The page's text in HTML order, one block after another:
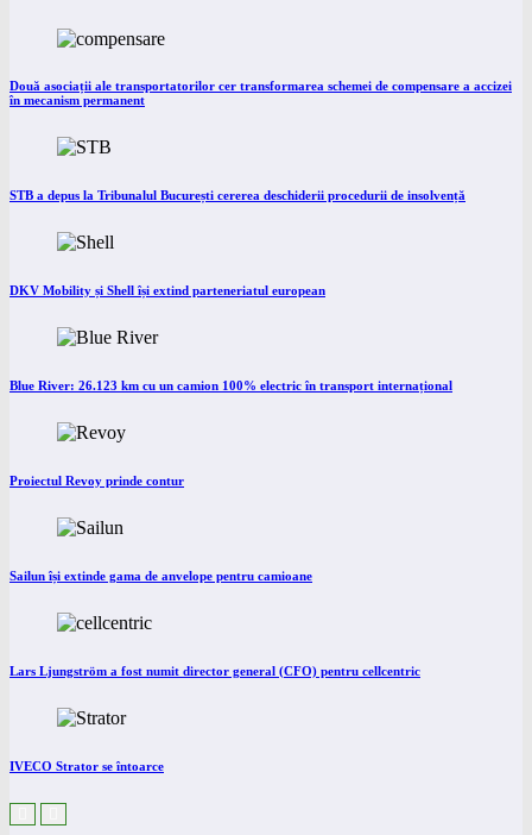
Două asociații ale transportatorilor cer transformarea schemei de compensare a accizei
în mecanism permanent
STB a depus la Tribunalul București cererea deschiderii procedurii de insolvență
DKV Mobility și Shell își extind parteneriatul european
Blue River: 26.123 km cu un camion 100% electric în transport internațional
Proiectul Revoy prinde contur
Sailun își extinde gama de anvelope pentru camioane
Lars Ljungström a fost numit director general (CFO) pentru cellcentric
IVECO Strator se întoarce